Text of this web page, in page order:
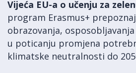
Vijeća EU-a o učenju za
program Erasmus+
obrazovanja,
u poticanju promjena
klimatske neutralnosti do